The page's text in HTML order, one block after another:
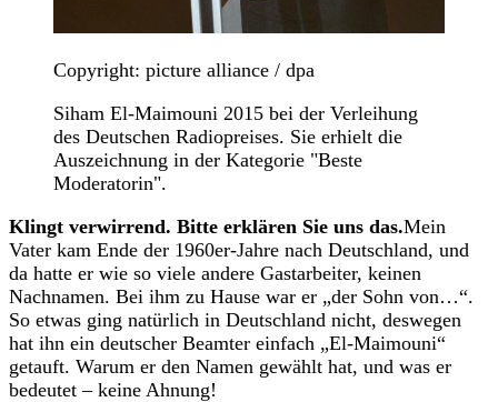
Copyright: picture alliance / dpa
Siham El-Maimouni 2015 bei der Verleihung
des Deutschen Radiopreises. Sie erhielt die
Auszeichnung in der Kategorie "Beste
Moderatorin".
Klingt verwirrend. Bitte erklären Sie uns das.Mein
Vater kam Ende der 1960er-Jahre nach Deutschland, und
da hatte er wie so viele andere Gastarbeiter, keinen
Nachnamen. Bei ihm zu Hause war er „der Sohn von…“.
So etwas ging natürlich in Deutschland nicht, deswegen
hat ihn ein deutscher Beamter einfach „El-Maimouni“
getauft. Warum er den Namen gewählt hat, und was er
bedeutet – keine Ahnung!